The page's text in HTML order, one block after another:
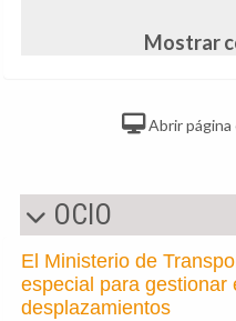
Mostrar
Abrir página
OCIO
El Ministerio de
especial para gestionar
desplazamientos